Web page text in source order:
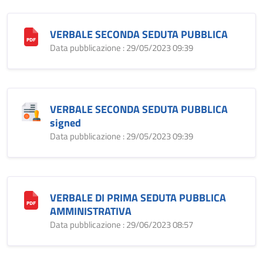
VERBALE SECONDA SEDUTA PUBBLICA
Data pubblicazione : 29/05/2023 09:39
VERBALE SECONDA SEDUTA PUBBLICA
signed
Data pubblicazione : 29/05/2023 09:39
VERBALE DI PRIMA SEDUTA PUBBLICA
AMMINISTRATIVA
Data pubblicazione : 29/06/2023 08:57